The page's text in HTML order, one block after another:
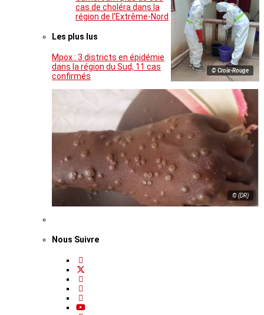
© Croix-Rouge
cas de choléra dans la
région de l’Extrême-Nord
Les plus lus
Mpox : 3 districts en épidémie
dans la région du Sud, 11 cas
confirmés
© (DR)
Nous Suivre